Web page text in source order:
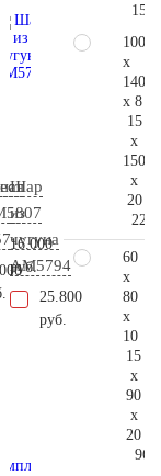
16.000
руб.
Шар
из
чугуна
AM5794
25.800
руб.
100
x
140
x 8
15
x
150
x
20
60
x
80
x
10
15
x
90
x
20